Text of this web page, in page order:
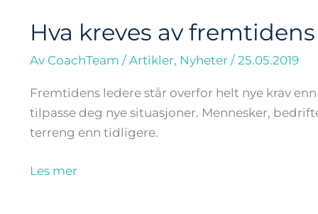
Hva kreves av
Av CoachTeam / Artikler, Nyheter / 25.05.2019
Fremtidens ledere står overfor helt nye krav
tilpasse deg nye situasjoner. Mennesker,
terreng enn tidligere.
Les mer